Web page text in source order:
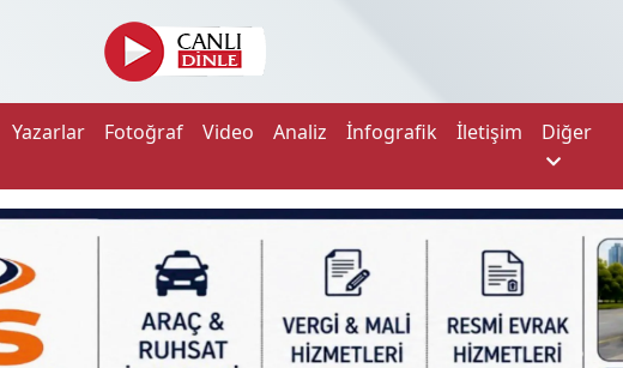
Yazarlar Fotoğraf Video Analiz İnfografik İletişim Diğer